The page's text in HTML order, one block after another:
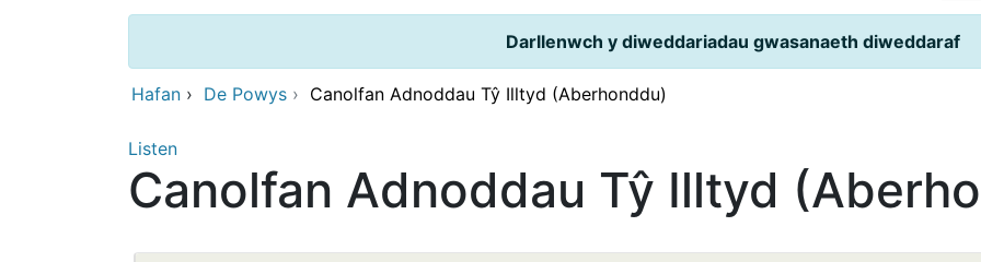
Darllenwch y diweddariadau gwasanaeth diweddaraf
Hafan › De Powys › Canolfan Adnoddau Tŷ Illtyd (Aberhonddu)
Listen
Canolfan Adnoddau Tŷ Illtyd